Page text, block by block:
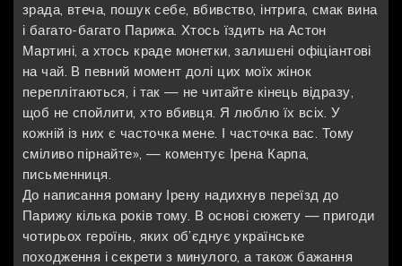
зрада, втеча, пошук себе, вбивство, інтрига, смак вина
і багато-багато Парижа. Хтось їздить на Астон
Мартині, а хтось краде монетки, залишені офіціантові
на чай. В певний момент долі цих моїх жінок
переплітаються, і так — не читайте кінець відразу,
щоб не спойлити, хто вбивця. Я люблю їх всіх. У
кожній із них є часточка мене. І часточка вас. Тому
сміливо пірнайте», — коментує Ірена Карпа,
письменниця.
До написання роману Ірену надихнув переїзд до
Парижу кілька років тому. В основі сюжету — пригоди
чотирьох героїнь, яких об’єднує українське
походження і секрети з минулого, а також бажання